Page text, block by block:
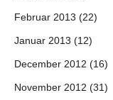
Februar 2013 (22)
Januar 2013 (12)
December 2012 (16)
November 2012 (31)